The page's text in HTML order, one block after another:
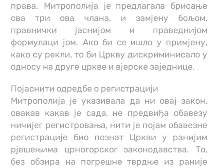
права. Митрополија је предлагала брисање
сва три ова члана, и замјену бољом,
правнички јаснијом и праведнијом
формулаци јом. Ако би се ишло у примјену,
како су рекли, то би Цркву дискриминисало у
односу на друге цркве и вјерске заједнице.
Појаснити одредбе о регистрацији
Митрополија је указивала да ни овај закон,
овакав какав је сада, не предвиђа обавезу
ничијег регистровања, нити је појам обавезне
регистрације био познат Цркви у ранијим
рјешењима црногорског законодавства. То,
без обзира на погрешне тврдње из раније